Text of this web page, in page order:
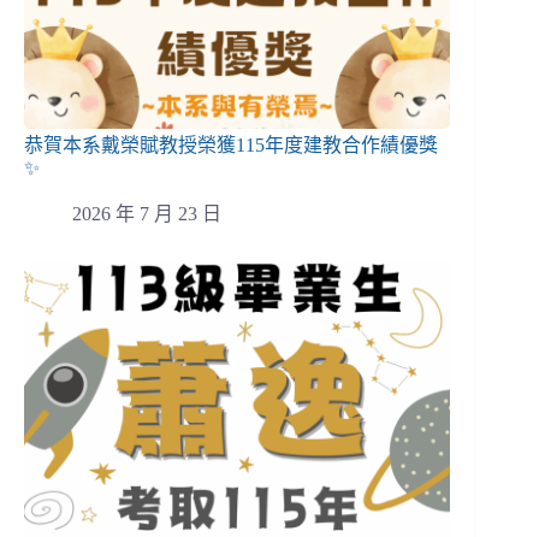
恭賀本系戴榮賦教授榮獲115年度建教合作績優獎
✨
2026 年 7 月 23 日